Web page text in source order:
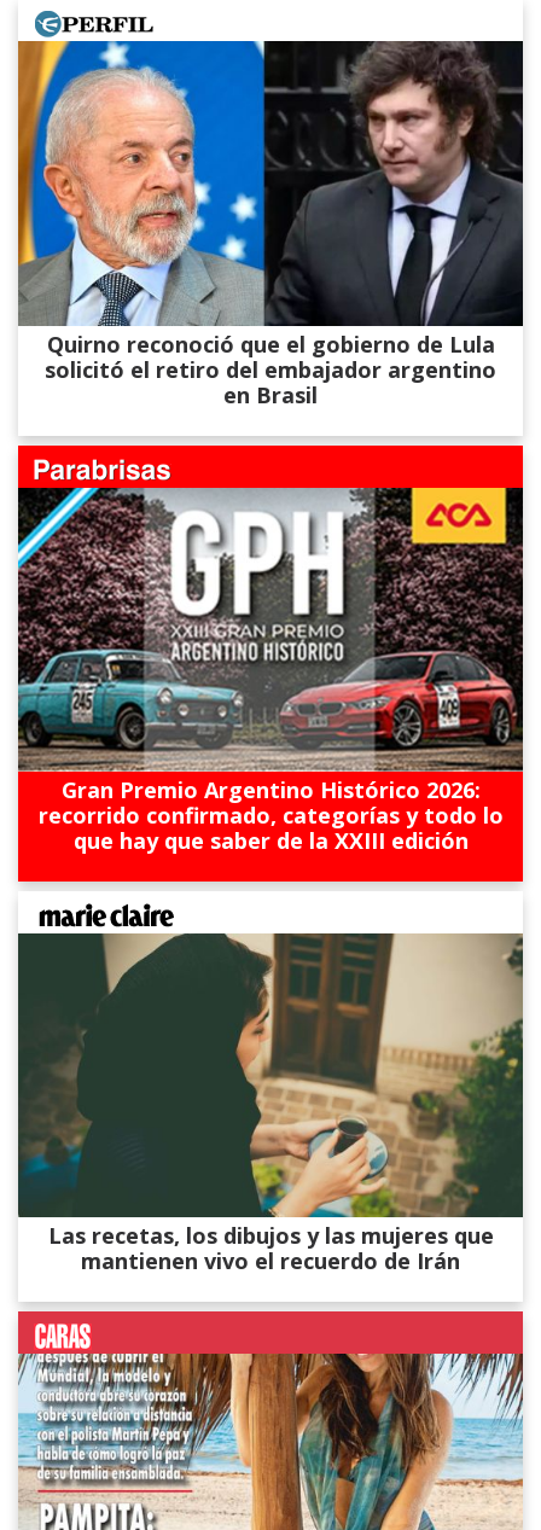
Quirno reconoció que el gobierno de Lula
solicitó el retiro del embajador argentino
en Brasil
Gran Premio Argentino Histórico 2026:
recorrido confirmado, categorías y todo lo
que hay que saber de la XXIII edición
Las recetas, los dibujos y las mujeres que
mantienen vivo el recuerdo de Irán